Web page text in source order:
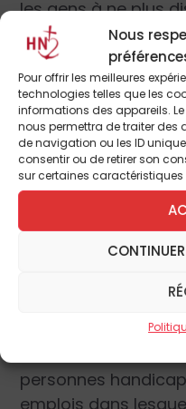
Nous
Pour offrir les meilleures
technologies telles que les
informations des appareils.
nous permettra de traiter des
de navigation ou les ID
consentir ou de retirer son
sur certaines caractéristiques
les gens à ne plus
des mesures
discriminantes aussi
confirment dans
mais d’une
et démocratique.
mais
candidature pour
handicapé. On
handicapé.
Fût-ce au mépris
personnes
emplois dans